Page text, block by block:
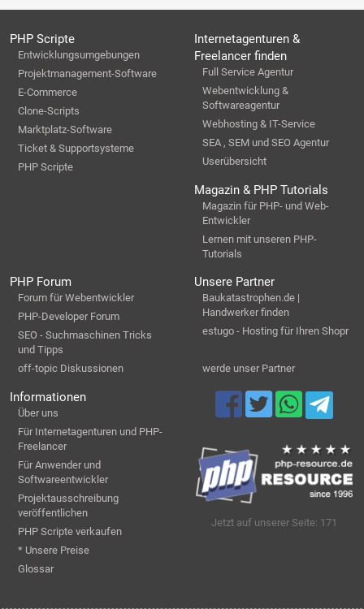
PHP Scripte
Entwicklungsumgebungen
Projektmanagement-Software
E-Commerce
Clone-Scripts
Marktplatz-Software
Ticket & Supportsysteme
PHP Scripte
Internetagenturen &
Freelancer finden
Full Service Agentur
Webentwicklung &
Softwareagentur
Webhosting & IT-Service
SEA , SEM und SEO Agentur
Userübersicht
Magazin & PHP Tutorials
Magazin für PHP- und Web-
Entwickler
Lernen mit unseren PHP-
Tutorials
PHP Forum
Forum für Webentwickler
PHP-Developer Forum
SEO - Suchmaschinen Tricks
und Tipps
off-topic Diskussionen
Unsere Partner
Baukatastrophen.de |
Handwerker finden
estugo - Hosting für Ihren Shopr
werde unser Partner
Informationen
Über uns
Für Internetagenturen und PHP-
Freelancer
Für Anwender und
Softwareentwickler
Projektausschreibung
veröffentlichen
PHP Scripte verkaufen
* Unsere Preise
Glossar
Jetzt auf unserer Seite: 171